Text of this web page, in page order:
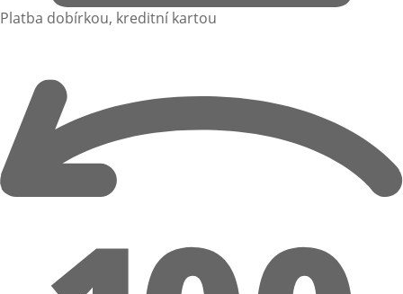
Platba dobírkou, kreditní kartou